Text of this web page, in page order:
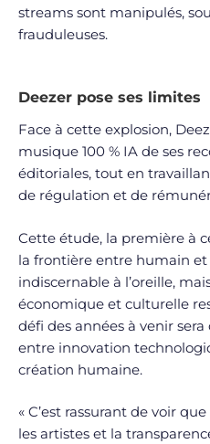
streams sont manipulés,
frauduleuses.
Deezer pose ses limites
Face à cette explosion,
musique 100 % IA de ses
éditoriales, tout en
de régulation et de
Cette étude, la première à
la frontière entre humain
indiscernable à l’oreille,
économique et culturelle
défi des années à venir
entre innovation
création humaine.
« C’est rassurant de voir
les artistes et la